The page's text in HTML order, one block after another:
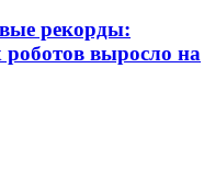
рекорды:
выросло на